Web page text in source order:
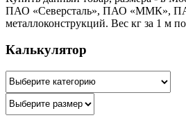
ПАО «Северсталь», ПАО «ММК», ПАО
металлоконструкций. Вес кг за 1 м
Калькулятор